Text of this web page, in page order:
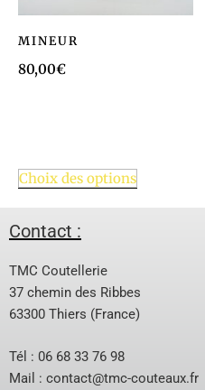
MINEUR
80,00€
Choix des options
Contact :
TMC Coutellerie
37 chemin des Ribbes
63300 Thiers (France)
Tél : 06 68 33 76 98
Mail : contact@tmc-couteaux.fr